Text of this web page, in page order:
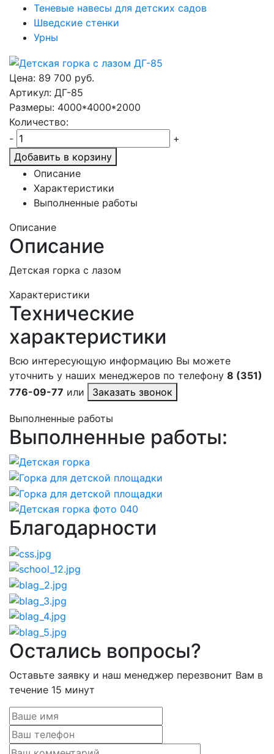
Теневые навесы для детских садов
Шведские стенки
Урны
Цена: 89 700 руб.
Артикул: ДГ-85
Размеры: 4000*4000*2000
Количество:
-
+
Добавить в корзину
Описание
Характеристики
Выполненные работы
Описание
Описание
Детская горка с лазом
Характеристики
Технические
характеристики
Всю интересующую информацию Вы можете
уточнить у наших менеджеров по телефону 8 (351)
776-09-77 или Заказать звонок
Выполненные работы
Выполненные работы:
Благодарности
Остались вопросы?
Оставьте заявку и наш менеджер перезвонит Вам в
течение 15 минут